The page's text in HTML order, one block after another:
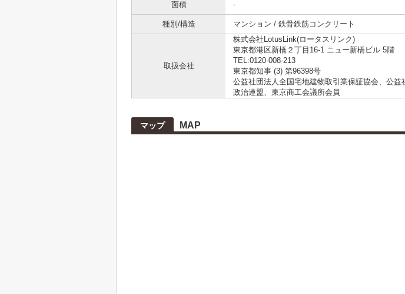
面積 -
種別/構造 マンション / 鉄骨鉄筋コンクリート
取扱会社
株式会社LotusLink(ロータスリンク)
東京都港区新橋２丁目16-1 ニュー新橋ビル 5階
TEL:0120-008-213
東京都知事 (3) 第96398号
公益社団法人全国宅地建物取引業保証協会、公
政治連盟、東京商工会議所会員
マップ MAP